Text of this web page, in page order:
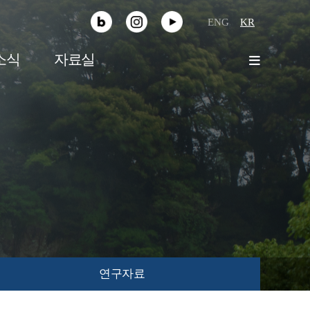
SNS
식 자료실
ENG KR
연구자료